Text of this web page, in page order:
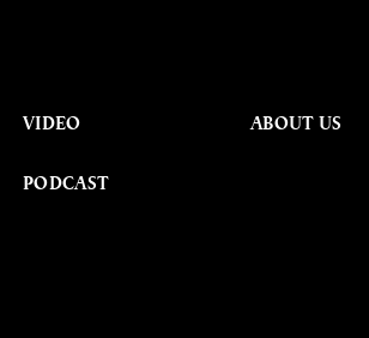
VIDEO
PODCAST
ABOUT US